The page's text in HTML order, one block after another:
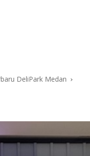
DeliPark Medan